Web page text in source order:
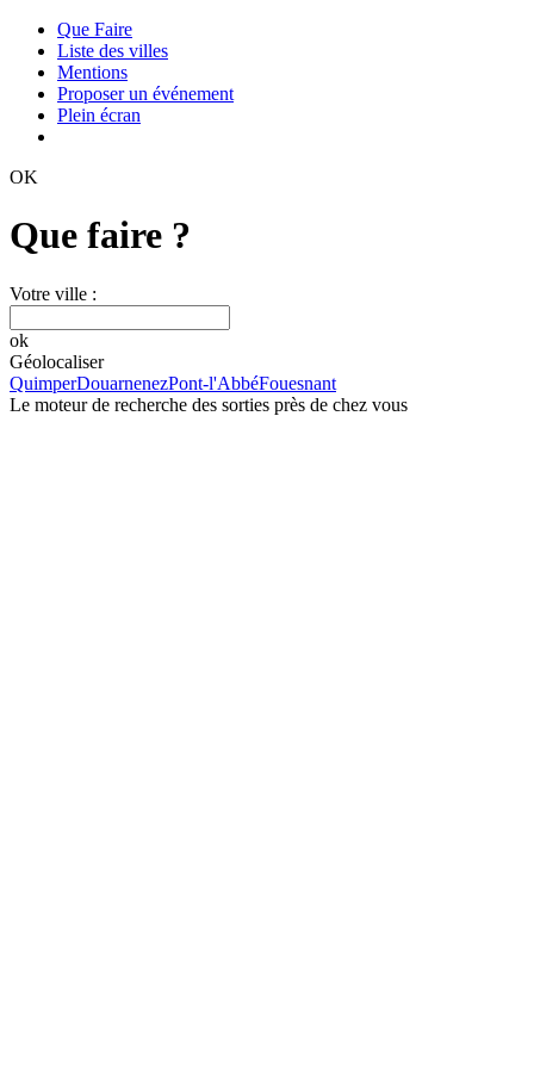
Que Faire
Liste des villes
Mentions
Proposer un événement
Plein écran
OK
Que faire ?
Votre ville :
ok
Géolocaliser
QuimperDouarnenezPont-l'AbbéFouesnant
Le moteur de recherche des sorties près de chez vous